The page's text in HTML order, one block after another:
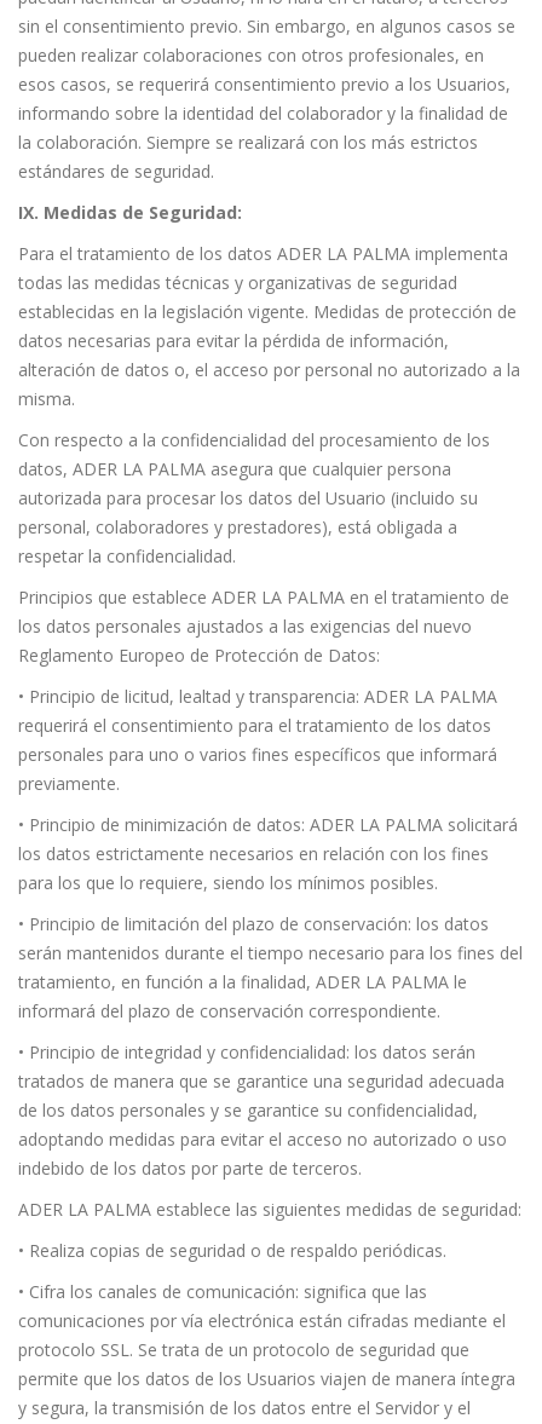
sin el consentimiento previo. Sin embargo, en algunos casos se
pueden realizar colaboraciones con otros profesionales, en
esos casos, se requerirá consentimiento previo a los Usuarios,
informando sobre la identidad del colaborador y la finalidad de
la colaboración. Siempre se realizará con los más estrictos
estándares de seguridad.
IX. Medidas de Seguridad:
Para el tratamiento de los datos ADER LA PALMA implementa
todas las medidas técnicas y organizativas de seguridad
establecidas en la legislación vigente. Medidas de protección de
datos necesarias para evitar la pérdida de información,
alteración de datos o, el acceso por personal no autorizado a la
misma.
Con respecto a la confidencialidad del procesamiento de los
datos, ADER LA PALMA asegura que cualquier persona
autorizada para procesar los datos del Usuario (incluido su
personal, colaboradores y prestadores), está obligada a
respetar la confidencialidad.
Principios que establece ADER LA PALMA en el tratamiento de
los datos personales ajustados a las exigencias del nuevo
Reglamento Europeo de Protección de Datos:
• Principio de licitud, lealtad y transparencia: ADER LA PALMA
requerirá el consentimiento para el tratamiento de los datos
personales para uno o varios fines específicos que informará
previamente.
• Principio de minimización de datos: ADER LA PALMA solicitará
los datos estrictamente necesarios en relación con los fines
para los que lo requiere, siendo los mínimos posibles.
• Principio de limitación del plazo de conservación: los datos
serán mantenidos durante el tiempo necesario para los fines del
tratamiento, en función a la finalidad, ADER LA PALMA le
informará del plazo de conservación correspondiente.
• Principio de integridad y confidencialidad: los datos serán
tratados de manera que se garantice una seguridad adecuada
de los datos personales y se garantice su confidencialidad,
adoptando medidas para evitar el acceso no autorizado o uso
indebido de los datos por parte de terceros.
ADER LA PALMA establece las siguientes medidas de seguridad:
• Realiza copias de seguridad o de respaldo periódicas.
• Cifra los canales de comunicación: significa que las
comunicaciones por vía electrónica están cifradas mediante el
protocolo SSL. Se trata de un protocolo de seguridad que
permite que los datos de los Usuarios viajen de manera íntegra
y segura, la transmisión de los datos entre el Servidor y el